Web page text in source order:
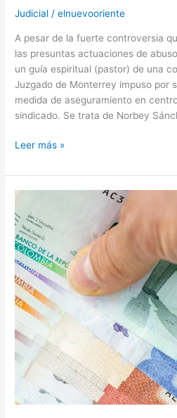
Judicial /elnuevooriente
A pesar de la fuerte controversia
las presuntas actuaciones de
un guía espiritual (pastor) de una
Juzgado de Monterrey impuso por
medida de aseguramiento en
sindicado. Se trata de Norbey
Leer más »
empresa
que
revoluciona
el
mercado
tributario
en
Colombia